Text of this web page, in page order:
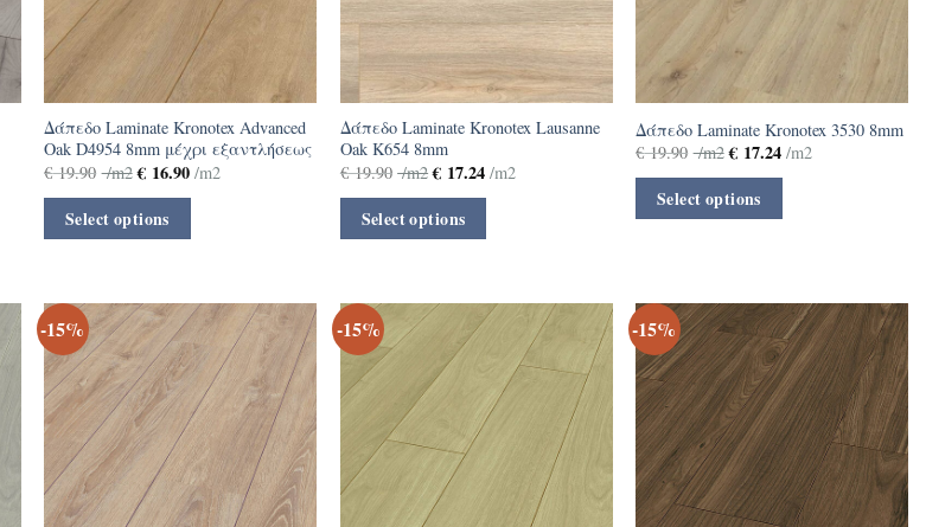
Δάπεδο Laminate Kronotex Advanced
Oak D4954 8mm μέχρι εξαντλήσεως
€19.90 /m2 €16.90/m2
Select options
Δάπεδο Laminate Kronotex Lausanne
Oak K654 8mm
€19.90 /m2 € 17.24 /m2
Select options
Δάπεδο Laminate Kronotex 3530 8mm
€19.90 /m2 €17.24/m2
Select options
-15% -15% -15%